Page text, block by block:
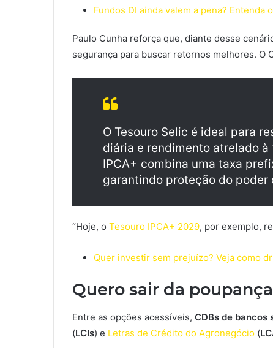
Fundos DI ainda valem a pena? Entenda
Paulo Cunha reforça que, diante desse
segurança para buscar retornos melhores. O
O Tesouro Selic é ideal para
diária e rendimento atrelado à
IPCA+ combina uma taxa
garantindo proteção do poder
“Hoje, o Tesouro IPCA+ 2029, por exemplo,
Quer investir sem prejuízo? Veja como
Quero sair da
Entre as opções acessíveis, CDBs de bancos
(LCIs) e Letras de Crédito do Agronegócio (